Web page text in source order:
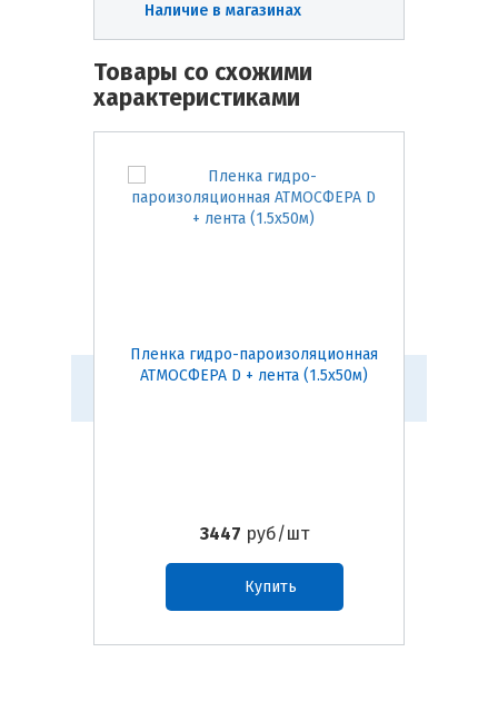
Наличие в магазинах
Товары со схожими
характеристиками
Пленка гидро-пароизоляционная
АТМОСФЕРА D + лента (1.5х50м)
3447 руб/шт
Купить